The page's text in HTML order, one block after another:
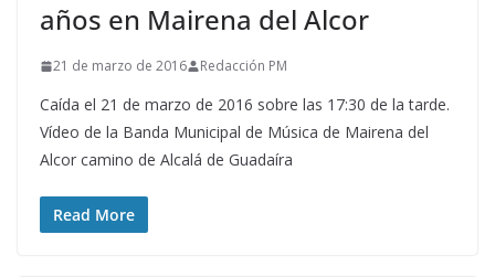
años en Mairena del Alcor
21 de marzo de 2016 Redacción PM
Caída el 21 de marzo de 2016 sobre las 17:30 de la tarde.
Vídeo de la Banda Municipal de Música de Mairena del
Alcor camino de Alcalá de Guadaíra
Read More